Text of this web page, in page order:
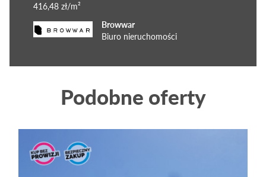
416,48 zł/m²
Browwar
Biuro nieruchomości
Podobne oferty